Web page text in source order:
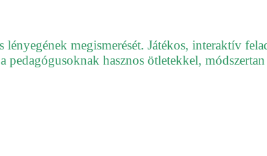
megismerését. Játékos, interaktív
pedagógusoknak hasznos ötletekkel,